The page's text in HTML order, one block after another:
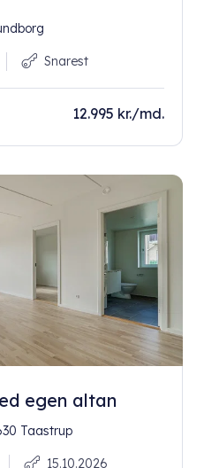
Snarest
12.995 kr./md.
egen altan
Taastrup
15.10.2026